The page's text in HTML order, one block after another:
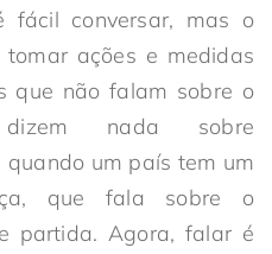
fácil conversar, mas o
ações e medidas
que não falam sobre o
nada sobre
quando um país tem um
que fala sobre o
partida. Agora, falar é